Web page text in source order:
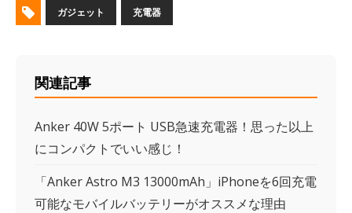
ガジェット 充電器
関連記事
Anker 40W 5ポート USB急速充電器！思った以上
にコンパクトでいい感じ！
「Anker Astro M3 13000mAh」iPhoneを6回充電
可能なモバイルバッテリーがオススメな理由